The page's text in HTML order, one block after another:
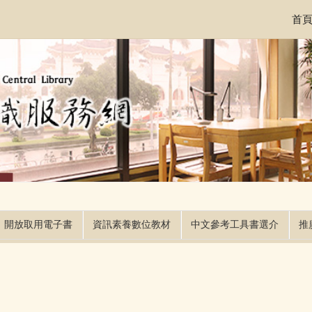
首頁
開放取用電子書 資訊素養數位教材 中文參考工具書選介 推